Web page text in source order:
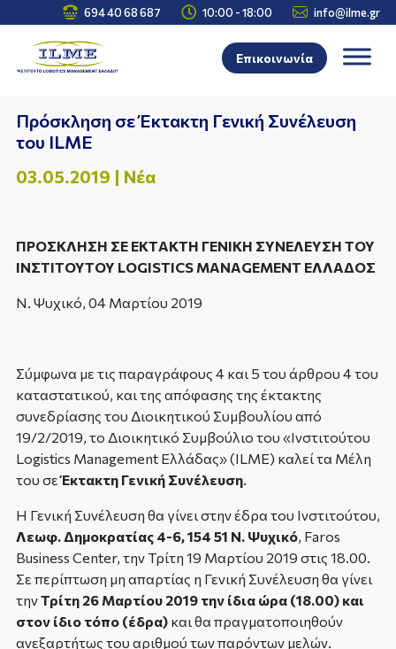
 694 40 68 687  10:00 - 18:00  info@ilme.gr
Επικοινωνία
Πρόσκληση σε Έκτακτη Γενική Συνέλευση
του ILME
03.05.2019 | Νέα
ΠΡΟΣΚΛΗΣΗ ΣΕ ΕΚTΑΚΤΗ ΓΕΝΙΚΗ ΣΥΝΕΛΕΥΣΗ ΤΟΥ
ΙΝΣΤΙΤΟΥΤΟΥ LOGISTICS MANAGEMENT ΕΛΛΑΔΟΣ
Ν. Ψυχικό, 04 Μαρτίου 2019
Σύμφωνα με τις παραγράφους 4 και 5 του άρθρου 4 του
καταστατικού, και της απόφασης της έκτακτης
συνεδρίασης του Διοικητικού Συμβουλίου από
19/2/2019, το Διοικητικό Συμβούλιο του «Ινστιτούτου
Logistics Management Ελλάδας» (ILME) καλεί τα Μέλη
του σεΈκτακτη Γενική Συνέλευση.
Η Γενική Συνέλευση θα γίνει στην έδρα του Ινστιτούτου,
Λεωφ. Δημοκρατίας 4-6, 154 51 Ν. Ψυχικό, Faros
Business Center, την Τρίτη 19 Μαρτίου 2019 στις 18.00.
Σε περίπτωση μη απαρτίας η Γενική Συνέλευση θα γίνει
τηνΤρίτη 26 Μαρτίου 2019 την ίδια ώρα (18.00) και
στον ίδιο τόπο (έδρα)και θα πραγματοποιηθούν
ανεξαρτήτως του αριθμού των παρόντων μελών.